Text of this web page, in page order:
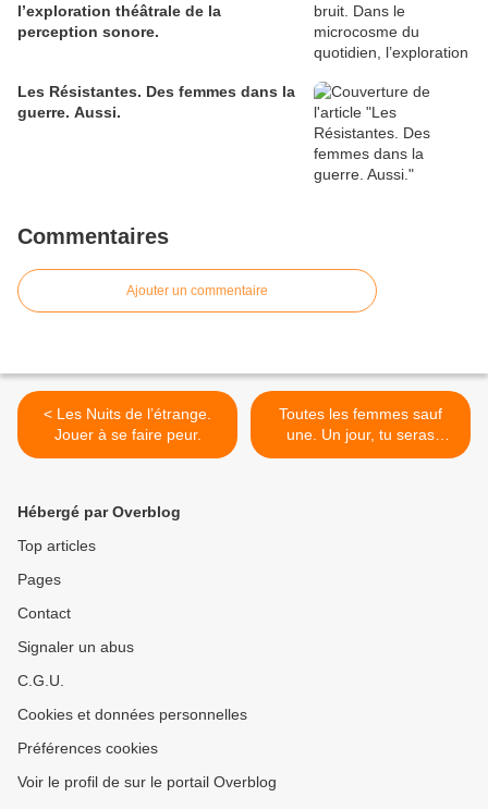
l’exploration théâtrale de la
perception sonore.
Les Résistantes. Des femmes dans la
guerre. Aussi.
Commentaires
Ajouter un commentaire
< Les Nuits de l’étrange.
Jouer à se faire peur.
Toutes les femmes sauf
une. Un jour, tu seras
mère… >
Hébergé par Overblog
Top articles
Pages
Contact
Signaler un abus
C.G.U.
Cookies et données personnelles
Préférences cookies
Voir le profil de sur le portail Overblog